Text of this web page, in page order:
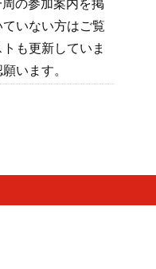
の参加案内を掲
いない方はご覧
も更新していま
います。